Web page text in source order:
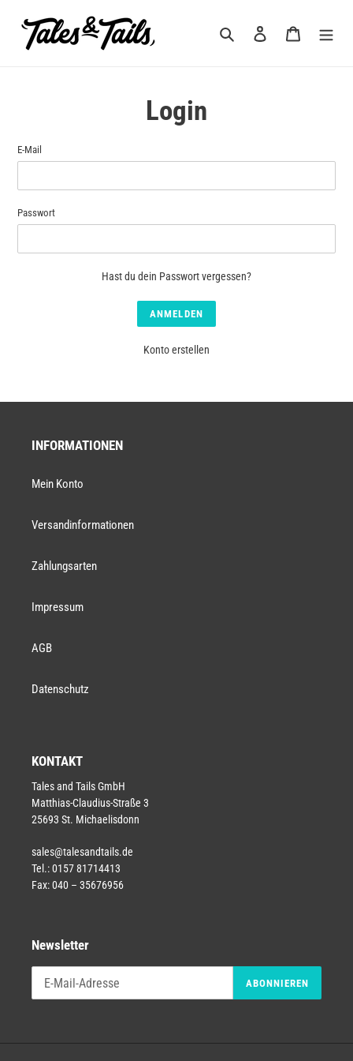
Suchen Einloggen Warenkorb
Login
E-Mail
Passwort
Hast du dein Passwort vergessen?
Konto erstellen
INFORMATIONEN
Mein Konto
Versandinformationen
Zahlungsarten
Impressum
AGB
Datenschutz
KONTAKT
Tales and Tails GmbH
Matthias-Claudius-Straße 3
25693 St. Michaelisdonn
sales@talesandtails.de
Tel.: 0157 81714413
Fax: 040 – 35676956
Newsletter
ABONNIEREN